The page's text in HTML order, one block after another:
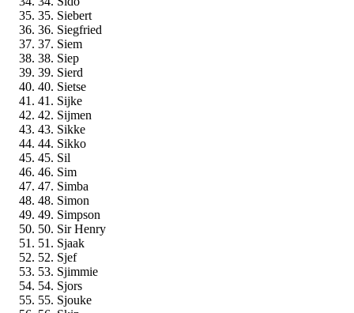
35. Siebert
36. Siegfried
37. Siem
38. Siep
39. Sierd
40. Sietse
41. Sijke
42. Sijmen
43. Sikke
44. Sikko
45. Sil
46. Sim
47. Simba
48. Simon
49. Simpson
50. Sir Henry
51. Sjaak
52. Sjef
53. Sjimmie
54. Sjors
55. Sjouke